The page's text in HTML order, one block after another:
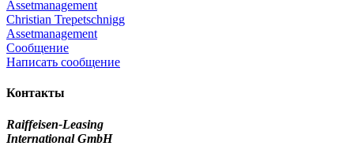
Assetmanagement
Christian Trepetschnigg
Assetmanagement
Сообщение
Написать сообщение
Контакты
Raiffeisen-Leasing
International GmbH